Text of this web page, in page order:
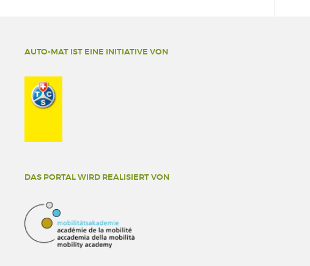
AUTO-MAT IST EINE INITIATIVE VON
DAS PORTAL WIRD REALISIERT VON